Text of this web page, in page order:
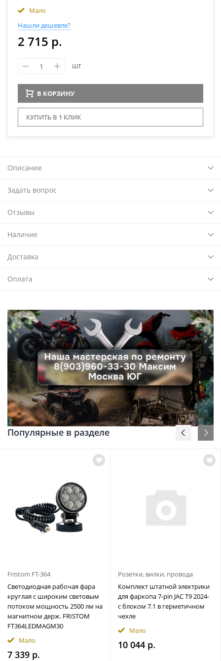
Мало
Нашли дешевле?
2 715 р.
шт
В КОРЗИНУ
КУПИТЬ В 1 КЛИК
Описание
Задать вопрос
Отзывы
Наличие
Доставка
Оплата
Популярные в разделе
Fristom FT-364
Светодиодная рабочая фара
круглая с широким световым
потоком мощность 2500 лм на
магнитном держ. FRISTOM
FT364LEDMAGM30
Мало
7 339 р.
Розетки, вилки, провода
Комплект штатной электрики
для фаркопа 7-pin JAC T9 2024-
с блоком 7.1 в герметичном
чехле
Мало
10 044 р.